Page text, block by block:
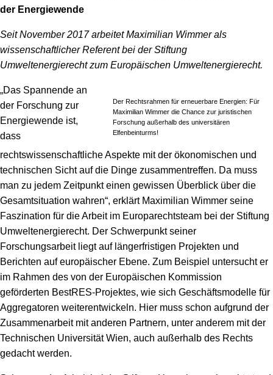
der Energiewende
Seit November 2017 arbeitet Maximilian Wimmer als
wissenschaftlicher Referent bei der Stiftung
Umweltenergierecht zum Europäischen Umweltenergierecht.
Der Rechtsrahmen für erneuerbare Energien: Für
Maximilian Wimmer die Chance zur juristischen
Forschung außerhalb des universitären
Elfenbeinturms!
„Das Spannende an
der Forschung zur
Energiewende ist,
dass
rechtswissenschaftliche Aspekte mit der ökonomischen und
technischen Sicht auf die Dinge zusammentreffen. Da muss
man zu jedem Zeitpunkt einen gewissen Überblick über die
Gesamtsituation wahren“, erklärt Maximilian Wimmer seine
Faszination für die Arbeit im Europarechtsteam bei der Stiftung
Umweltenergierecht. Der Schwerpunkt seiner
Forschungsarbeit liegt auf längerfristigen Projekten und
Berichten auf europäischer Ebene. Zum Beispiel untersucht er
im Rahmen des von der Europäischen Kommission
geförderten BestRES-Projektes, wie sich Geschäftsmodelle für
Aggregatoren weiterentwickeln. Hier muss schon aufgrund der
Zusammenarbeit mit anderen Partnern, unter anderem mit der
Technischen Universität Wien, auch außerhalb des Rechts
gedacht werden.